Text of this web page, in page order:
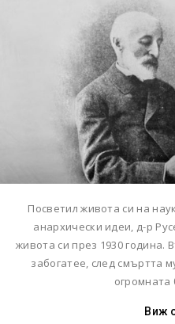
Посветил живота си на
анархически идеи, д-р
живота си през 1930
забогатее, след смъртта
огромната
Виж